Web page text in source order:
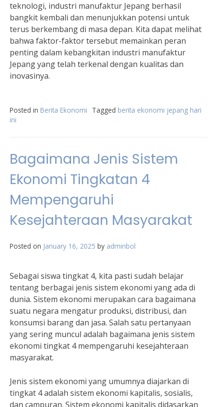
teknologi, industri manufaktur Jepang berhasil
bangkit kembali dan menunjukkan potensi untuk
terus berkembang di masa depan. Kita dapat melihat
bahwa faktor-faktor tersebut memainkan peran
penting dalam kebangkitan industri manufaktur
Jepang yang telah terkenal dengan kualitas dan
inovasinya.
Posted in Berita Ekonomi Tagged berita ekonomi jepang hari
ini
Bagaimana Jenis Sistem
Ekonomi Tingkatan 4
Mempengaruhi
Kesejahteraan Masyarakat
Posted on January 16, 2025 by adminbol
Sebagai siswa tingkat 4, kita pasti sudah belajar
tentang berbagai jenis sistem ekonomi yang ada di
dunia. Sistem ekonomi merupakan cara bagaimana
suatu negara mengatur produksi, distribusi, dan
konsumsi barang dan jasa. Salah satu pertanyaan
yang sering muncul adalah bagaimana jenis sistem
ekonomi tingkat 4 mempengaruhi kesejahteraan
masyarakat.
Jenis sistem ekonomi yang umumnya diajarkan di
tingkat 4 adalah sistem ekonomi kapitalis, sosialis,
dan campuran. Sistem ekonomi kapitalis didasarkan